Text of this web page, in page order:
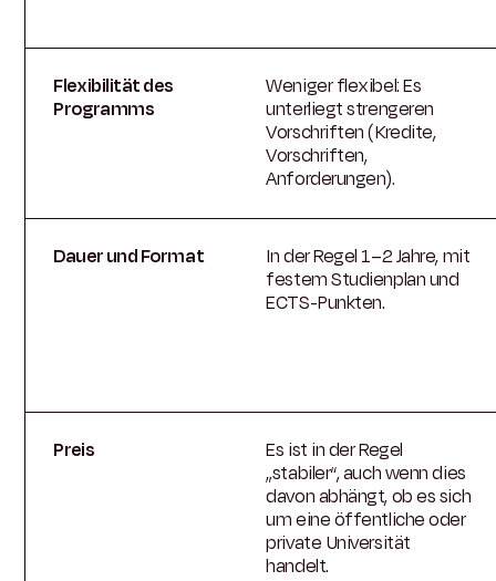
Flexibilität des
Programms
Weniger flexibel: Es
unterliegt strengeren
Vorschriften (Kredite,
Vorschriften,
Anforderungen).
Dauer und Format
In der Regel 1–2 Jahre, mit
festem Studienplan und
ECTS-Punkten.
Preis
Es ist in der Regel
„stabiler“, auch wenn dies
davon abhängt, ob es sich
um eine öffentliche oder
private Universität
handelt.